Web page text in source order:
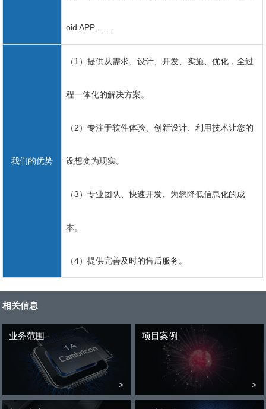
oid APP……
我们的优势
（1）提供从需求、设计、开发、实施、优化，全过
程一体化的解决方案。
（2）专注于软件体验、创新设计、利用技术让您的
设想变为现实。
（3）专业团队、快速开发、为您降低信息化的成
本。
（4）提供完善及时的售后服务。
相关信息
业务范围
>
项目案例
>